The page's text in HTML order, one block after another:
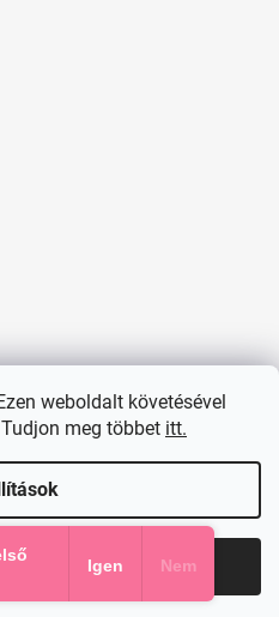
weboldalt követésével
meg többet itt.
készítette
. Minden jog fenntartva.
Igen Nem